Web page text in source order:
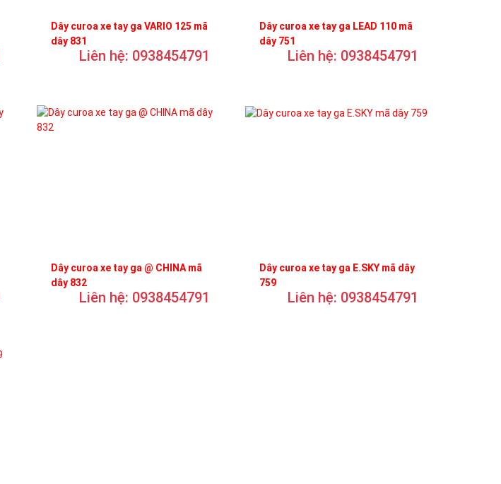
Dây curoa xe tay ga VARIO 125 mã
dây 831
Liên hệ: 0938454791
Dây curoa xe tay ga LEAD 110 mã
dây 751
Liên hệ: 0938454791
Dây curoa xe tay ga @ CHINA mã
dây 832
Liên hệ: 0938454791
Dây curoa xe tay ga E.SKY mã dây
759
Liên hệ: 0938454791